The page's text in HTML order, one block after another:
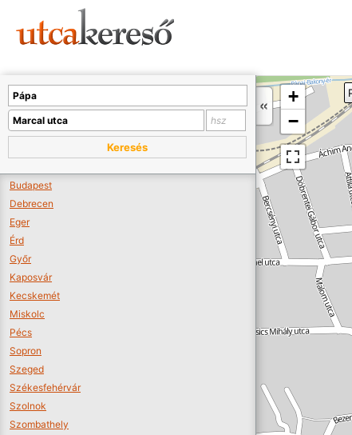
+
−
Keresés
Budapest
Debrecen
Eger
Érd
Győr
Kaposvár
Kecskemét
Miskolc
Pécs
Sopron
Szeged
Székesfehérvár
Szolnok
Szombathely
A térképet kicsinyíteni kell, hogy látszódjanak a boltok.
Boltok látszódjanak >>